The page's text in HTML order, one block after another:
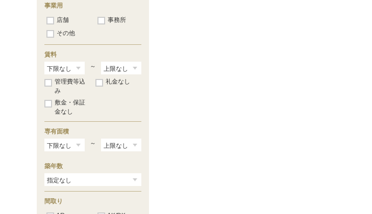
事業用
店舗
事務所
その他
賃料
～
管理費等込
み
礼金なし
敷金・保証
金なし
専有面積
～
築年数
間取り